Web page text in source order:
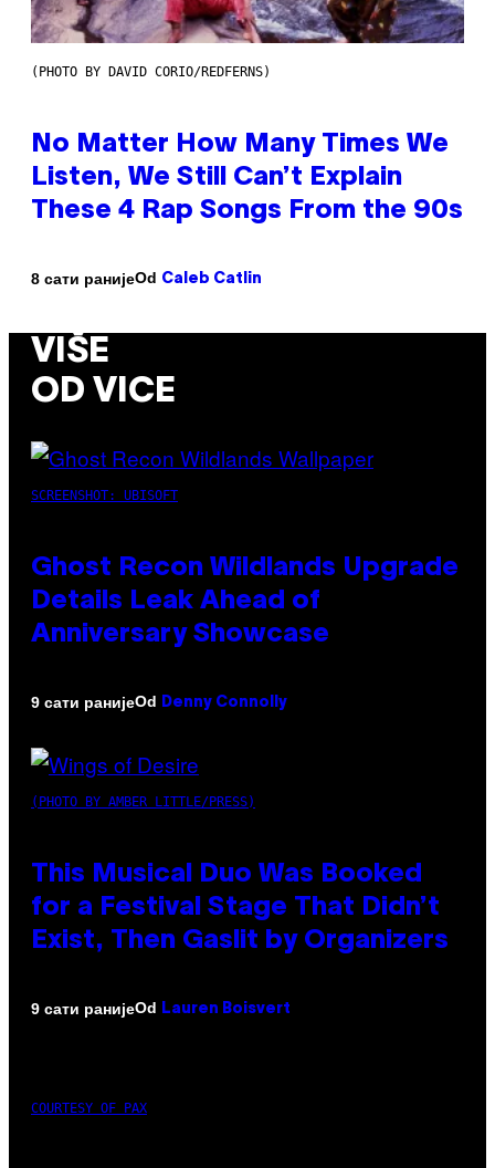
(PHOTO BY DAVID CORIO/REDFERNS)
No Matter How Many Times We
Listen, We Still Can’t Explain
These 4 Rap Songs From the 90s
8 сати ранијеOd Caleb Catlin
VIŠE
OD VICE
SCREENSHOT: UBISOFT
Ghost Recon Wildlands Upgrade
Details Leak Ahead of
Anniversary Showcase
9 сати ранијеOd Denny Connolly
(PHOTO BY AMBER LITTLE/PRESS)
This Musical Duo Was Booked
for a Festival Stage That Didn’t
Exist, Then Gaslit by Organizers
9 сати ранијеOd Lauren Boisvert
COURTESY OF PAX